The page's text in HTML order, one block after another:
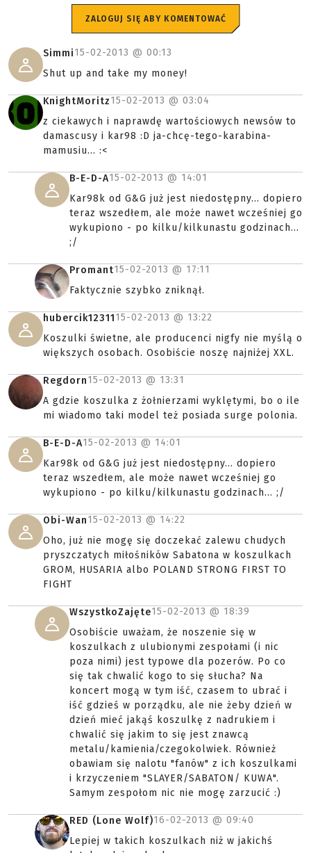
ZALOGUJ SIĘ ABY KOMENTOWAĆ
Simmi15-02-2013 @ 00:13
Shut up and take my money!
KnightMoritz15-02-2013 @ 03:04
z ciekawych i naprawdę wartościowych newsów to
damascusy i kar98 :D ja-chcę-tego-karabina-
mamusiu... :<
B-E-D-A15-02-2013 @ 14:01
Kar98k od G&G już jest niedostępny... dopiero
teraz wszedłem, ale może nawet wcześniej go
wykupiono - po kilku/kilkunastu godzinach...
;/
Promant15-02-2013 @ 17:11
Faktycznie szybko zniknął.
hubercik1231115-02-2013 @ 13:22
Koszulki świetne, ale producenci nigfy nie myślą o
większych osobach. Osobiście noszę najniżej XXL.
Regdorn15-02-2013 @ 13:31
A gdzie koszulka z żołnierzami wyklętymi, bo o ile
mi wiadomo taki model też posiada surge polonia.
B-E-D-A15-02-2013 @ 14:01
Kar98k od G&G już jest niedostępny... dopiero
teraz wszedłem, ale może nawet wcześniej go
wykupiono - po kilku/kilkunastu godzinach... ;/
Obi-Wan15-02-2013 @ 14:22
Oho, już nie mogę się doczekać zalewu chudych
pryszczatych miłośników Sabatona w koszulkach
GROM, HUSARIA albo POLAND STRONG FIRST TO
FIGHT
WszystkoZajęte15-02-2013 @ 18:39
Osobiście uważam, że noszenie się w
koszulkach z ulubionymi zespołami (i nic
poza nimi) jest typowe dla pozerów. Po co
się tak chwalić kogo to się słucha? Na
koncert mogą w tym iść, czasem to ubrać i
iść gdzieś w porządku, ale nie żeby dzień w
dzień mieć jakąś koszulkę z nadrukiem i
chwalić się jakim to się jest znawcą
metalu/kamienia/czegokolwiek. Również
obawiam się nalotu "fanów" z ich koszulkami
i krzyczeniem "SLAYER/SABATON/ KUWA".
Samym zespołom nic nie mogę zarzucić :)
RED (Lone Wolf)16-02-2013 @ 09:40
Lepiej w takich koszulkach niż w jakichś